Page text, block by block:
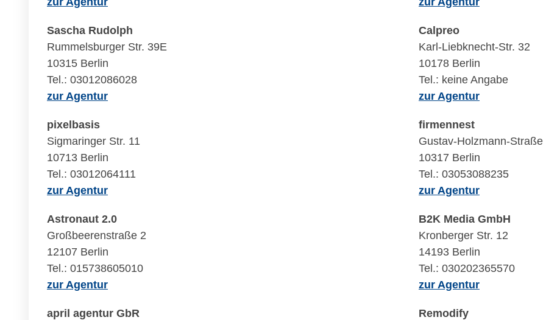
Sascha Rudolph
Rummelsburger Str. 39E
10315 Berlin
Tel.: 03012086028
zur Agentur
Calpreo
Karl-Liebknecht-Str. 32
10178 Berlin
Tel.: keine Angabe
zur Agentur
pixelbasis
Sigmaringer Str. 11
10713 Berlin
Tel.: 03012064111
zur Agentur
firmennest
Gustav-Holzmann-Straße
10317 Berlin
Tel.: 03053088235
zur Agentur
Astronaut 2.0
Großbeerenstraße 2
12107 Berlin
Tel.: 015738605010
zur Agentur
B2K Media GmbH
Kronberger Str. 12
14193 Berlin
Tel.: 030202365570
zur Agentur
april agentur GbR
Remodify